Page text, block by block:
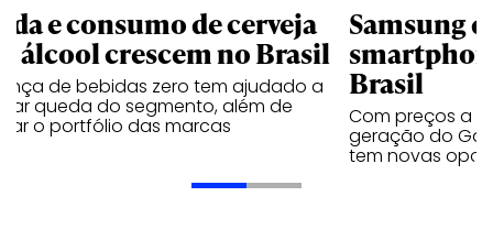
e consumo de cerveja
álcool crescem no Brasil
de bebidas zero tem ajudado a
queda do segmento, além de
o portfólio das marcas
Samsung
Brasil
Com preços a
geração do
tem novas